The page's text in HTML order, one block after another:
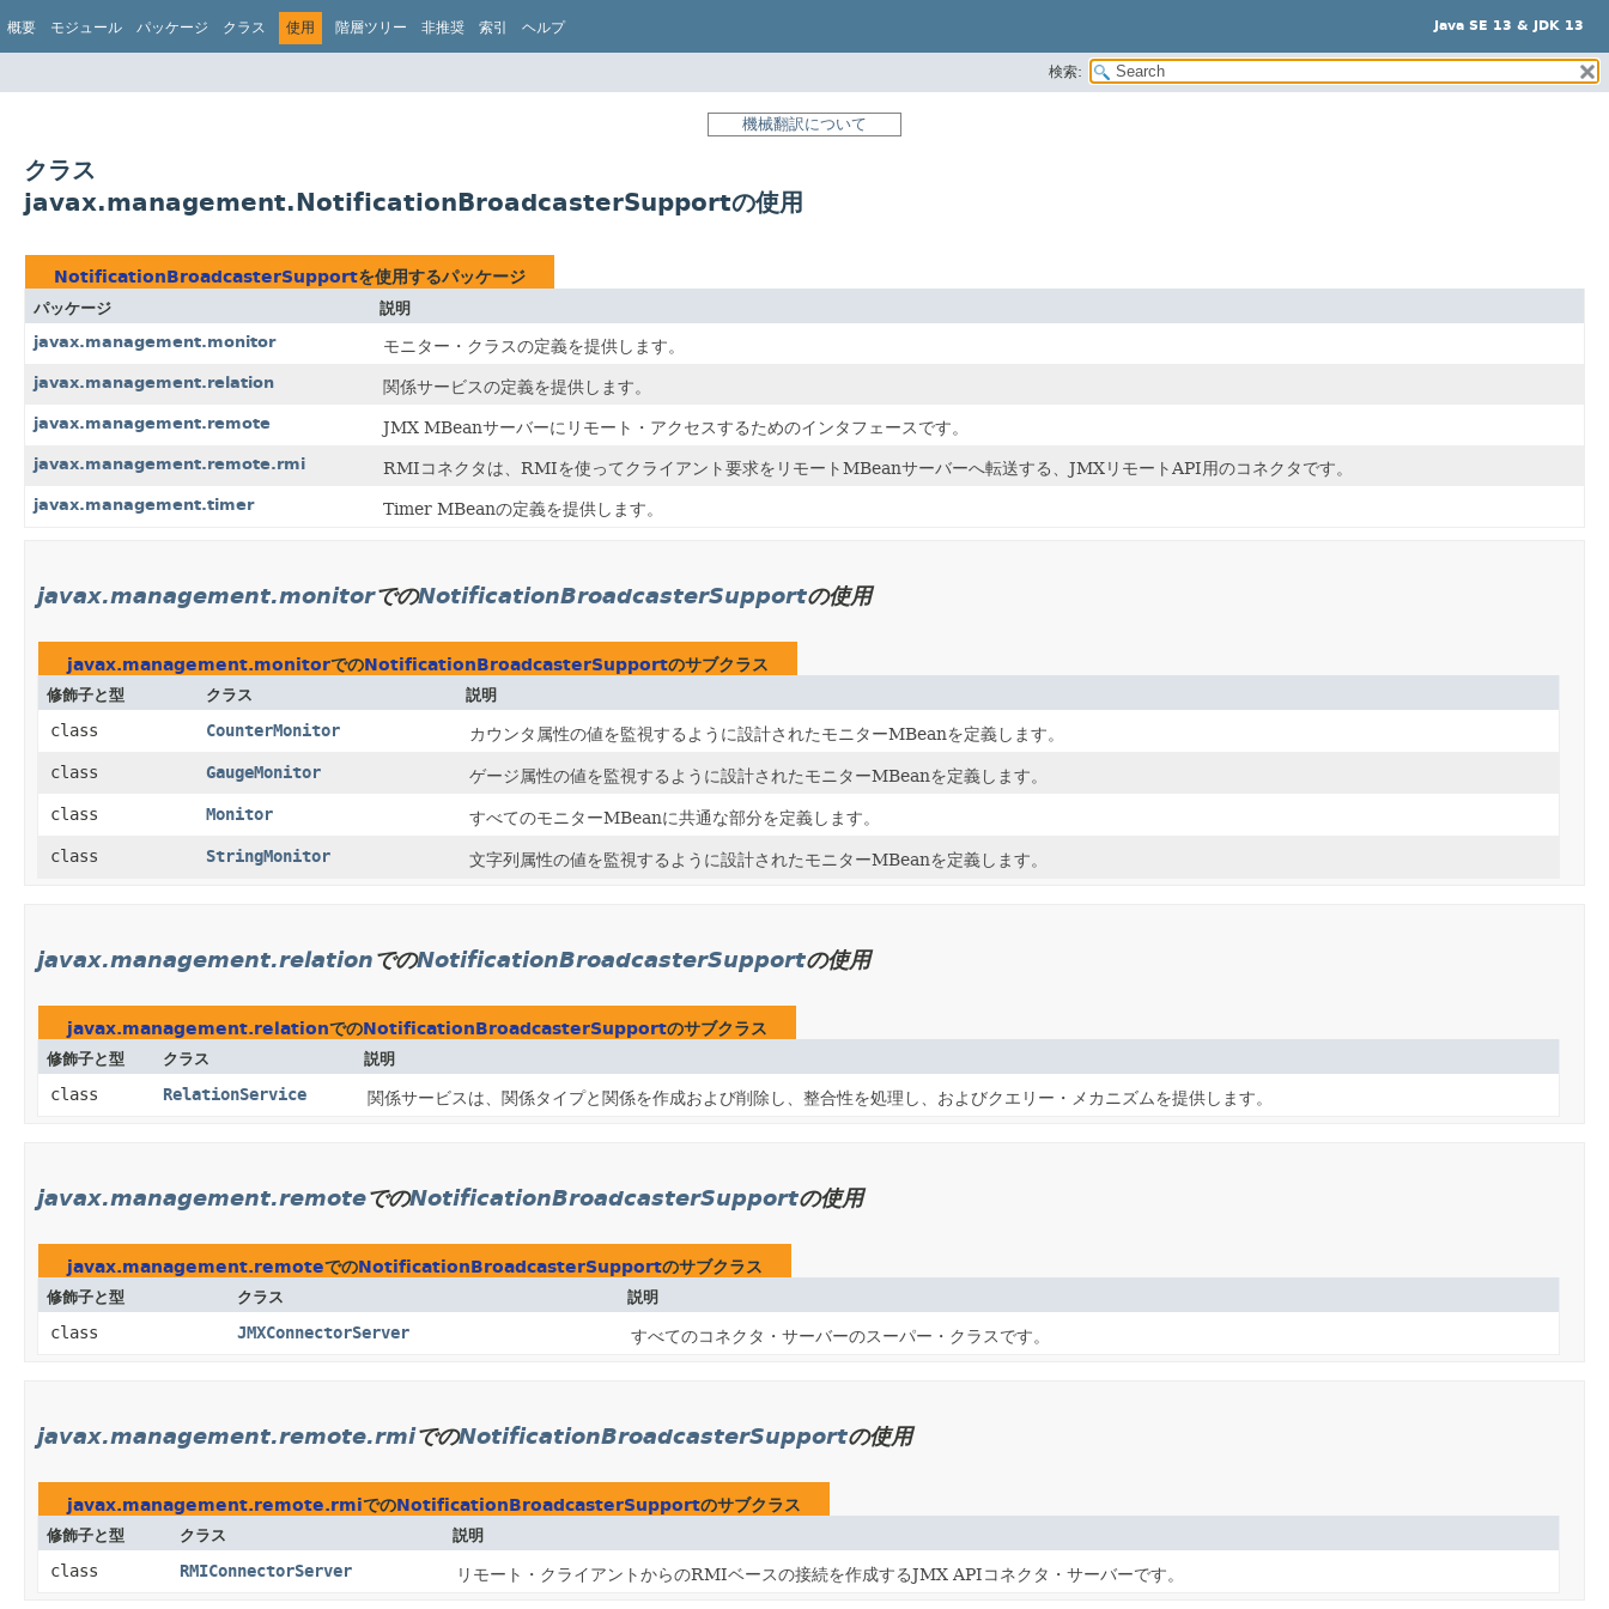
概要 モジュール パッケージ クラス 使用 階層ツリー 非推奨 索引 ヘルプ Java SE 13 & JDK 13
検索:
機械翻訳について
クラス
javax.management.NotificationBroadcasterSupportの使用
NotificationBroadcasterSupportを使用するパッケージ
パッケージ
説明
javax.management.monitor
モニター・クラスの定義を提供します。
javax.management.relation 関係サービスの定義を提供します。
javax.management.remote JMX MBeanサーバーにリモート・アクセスするためのインタフェースです。
javax.management.remote.rmi RMIコネクタは、RMIを使ってクライアント要求をリモートMBeanサーバーへ転送する、JMXリモートAPI用のコネクタです。
javax.management.timer Timer MBeanの定義を提供します。
javax.management.monitorでのNotificationBroadcasterSupportの使用
javax.management.monitorでのNotificationBroadcasterSupportのサブクラス
修飾子と型 クラス 説明
class CounterMonitor カウンタ属性の値を監視するように設計されたモニターMBeanを定義します。
class GaugeMonitor ゲージ属性の値を監視するように設計されたモニターMBeanを定義します。
class Monitor すべてのモニターMBeanに共通な部分を定義します。
class StringMonitor 文字列属性の値を監視するように設計されたモニターMBeanを定義します。
javax.management.relationでのNotificationBroadcasterSupportの使用
javax.management.relationでのNotificationBroadcasterSupportのサブクラス
修飾子と型 クラス 説明
class RelationService 関係サービスは、関係タイプと関係を作成および削除し、整合性を処理し、およびクエリー・メカニズムを提供します。
javax.management.remoteでのNotificationBroadcasterSupportの使用
javax.management.remoteでのNotificationBroadcasterSupportのサブクラス
修飾子と型 クラス 説明
class JMXConnectorServer すべてのコネクタ・サーバーのスーパー・クラスです。
javax.management.remote.rmiでのNotificationBroadcasterSupportの使用
javax.management.remote.rmiでのNotificationBroadcasterSupportのサブクラス
修飾子と型 クラス 説明
class RMIConnectorServer リモート・クライアントからのRMIベースの接続を作成するJMX APIコネクタ・サーバーです。